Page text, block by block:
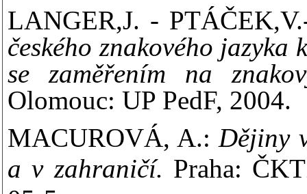
LANGER,J. -
českého znakového
se zaměřením na
Olomouc: UP PedF, 2004.
MACUROVÁ, A.:Dějiny
a v zahraničí. Praha: